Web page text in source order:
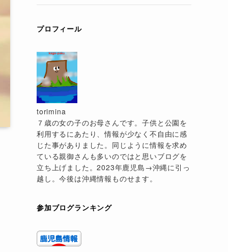
プロフィール
torimina
７歳の女の子のお母さんです。子供と公園を
利用するにあたり、情報が少なく不自由に感
じた事がありました。同じように情報を求め
ている親御さんも多いのではと思いブログを
立ち上げました。2023年鹿児島→沖縄に引っ
越し。今後は沖縄情報ものせます。
参加ブログランキング